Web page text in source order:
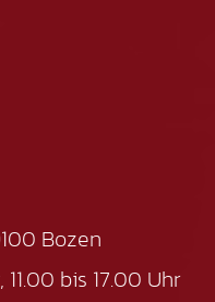
Bozen
bis 17.00 Uhr